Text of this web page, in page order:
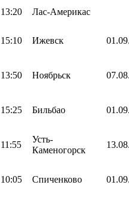
13:20 Лас-Америкас
15:10 Ижевск
13:50 Ноябрьск
15:25 Бильбао
11:55
Усть-
Каменогорск
10:05 Спиченково